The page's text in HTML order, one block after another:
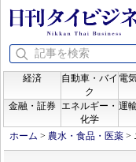
経済
自動車・バイ
ク
電
金融・証券
エネルギー・
化学
運
ホーム > 農水・食品・医薬 >